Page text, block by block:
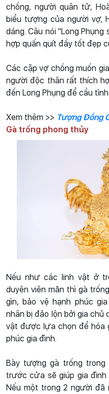
chồng, người quân tử,
biểu tượng của người vợ,
dáng. Câu nói "Long
hợp quấn quít đầy tốt đẹp
Các cặp vợ chồng muốn
người độc thân rất thích
đến Long Phụng để cầu
Xem thêm >> Tượng Đồng
Gà trống phong thủy
Nếu như các linh vật ở
duyên viên mãn thì gà
gìn, bảo vệ hạnh phúc
nhân bị đảo lộn bởi gia chủ
vật được lựa chọn để hóa
phúc gia đình.
Bày tượng gà trống trong
trước cửa sẽ giúp gia đình
Nếu một trong 2 người đã